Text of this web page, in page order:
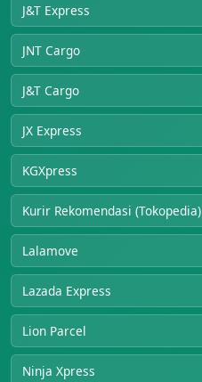
J&T Express
JNT Cargo
J&T Cargo
JX Express
KGXpress
Kurir Rekomendasi (Tokopedia)
Lalamove
Lazada Express
Lion Parcel
Ninja Xpress